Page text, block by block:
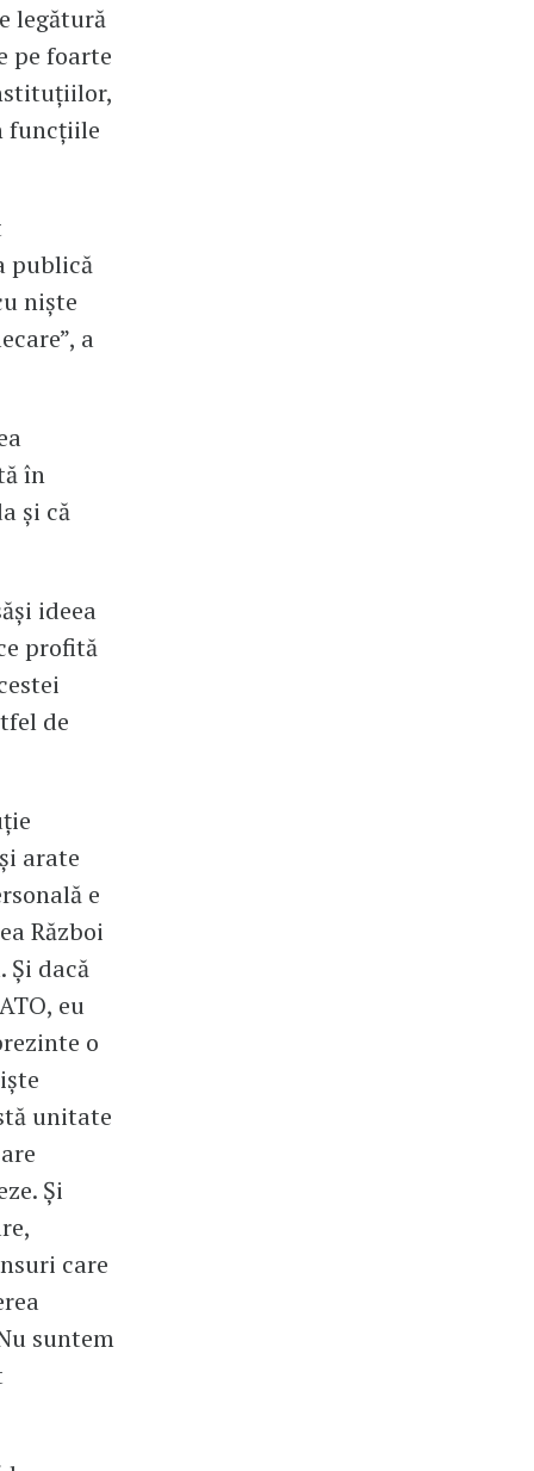
legătură
pe foarte
funcțiile
publică
niște
a
în
și că
ideea
profită
de
arate
e
Război
Și dacă
eu
o
unitate
Și
care
suntem